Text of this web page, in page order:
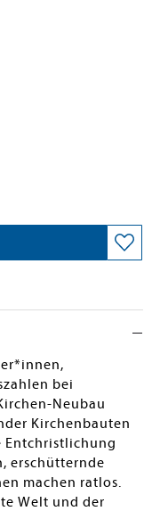
bei
Neubau
Kirchenbauten
Entchristlichung
erschütternde
machen ratlos.
Welt und der